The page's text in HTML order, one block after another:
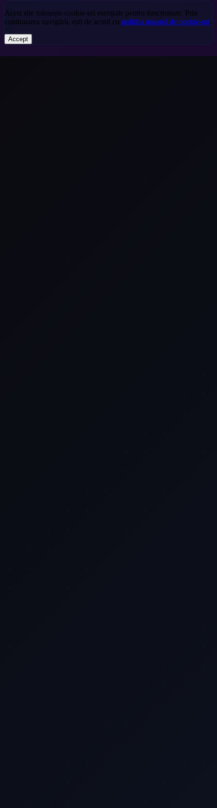
Acest site folosește cookie-uri esențiale pentru funcționare. Prin
continuarea navigării, ești de acord cu politica noastră de cookie-uri.
Accept